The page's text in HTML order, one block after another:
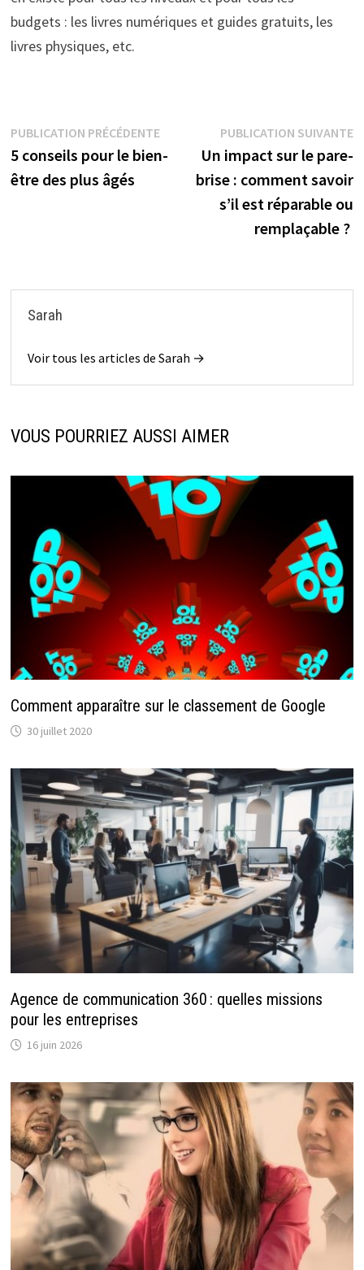
budgets : les livres numériques et guides gratuits, les
livres physiques, etc.
Navigation
de
l’article
PUBLICATION PRÉCÉDENTEPublication
précédente :
5 conseils pour le bien-
être des plus âgés
PUBLICATION SUIVANTE
Un impact sur le pare-
brise : comment savoir
s’il est réparable ou
remplaçable ?
Sarah
Voir tous les articles de Sarah →
VOUS POURRIEZ AUSSI AIMER
Comment apparaître sur le classement de Google
30 juillet 2020
Agence de communication 360 : quelles missions
pour les entreprises
16 juin 2026